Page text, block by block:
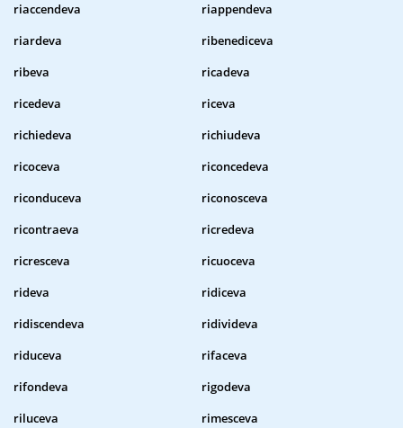
riaccendeva
riappendeva
riardeva
ribenediceva
ribeva
ricadeva
ricedeva
riceva
richiedeva
richiudeva
ricoceva
riconcedeva
riconduceva
riconosceva
ricontraeva
ricredeva
ricresceva
ricuoceva
rideva
ridiceva
ridiscendeva
ridivideva
riduceva
rifaceva
rifondeva
rigodeva
riluceva
rimesceva